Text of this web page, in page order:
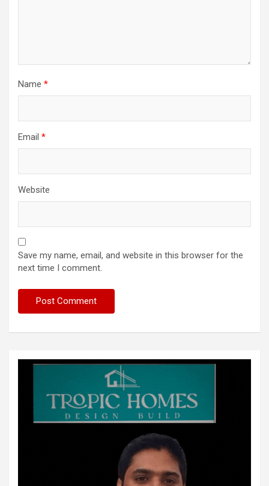
Name *
Email *
Website
Save my name, email, and website in this browser for the
next time I comment.